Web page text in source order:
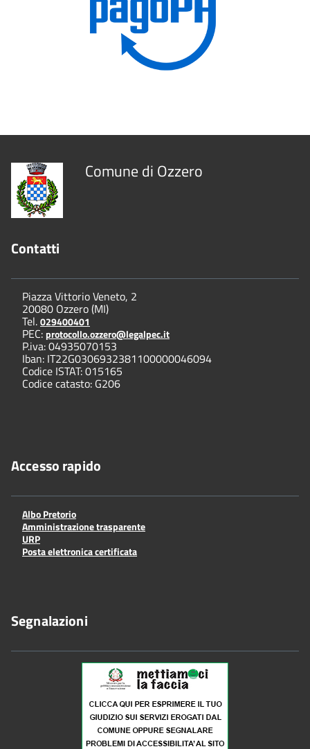
Comune di Ozzero
Contatti
Piazza Vittorio Veneto, 2
20080 Ozzero (MI)
Tel.029400401
PEC:protocollo.ozzero@legalpec.it
P.iva: 04935070153
Iban: IT22G0306932381100000046094
Codice ISTAT: 015165
Codice catasto: G206
Accesso rapido
Albo Pretorio
Amministrazione trasparente
URP
Posta elettronica certificata
Segnalazioni